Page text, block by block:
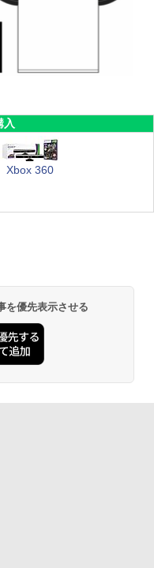
入
Xbox 360
を優先表示させる